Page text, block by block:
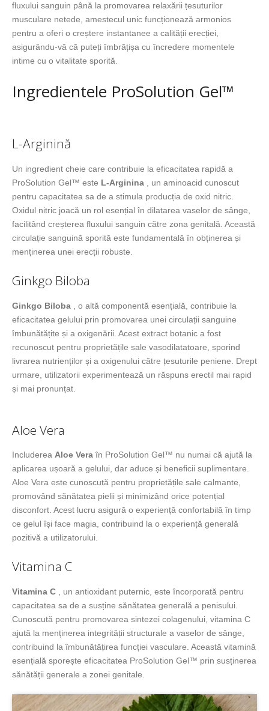
fluxului sanguin până la promovarea relaxării țesuturilor
musculare netede, amestecul unic funcționează armonios
pentru a oferi o creștere instantanee a calității erecției,
asigurându-vă că puteți îmbrățișa cu încredere momentele
intime cu o vitalitate sporită.
Ingredientele ProSolution Gel™
L-Arginină
Un ingredient cheie care contribuie la eficacitatea rapidă a
ProSolution Gel™ este L-Arginina , un aminoacid cunoscut
pentru capacitatea sa de a stimula producția de oxid nitric.
Oxidul nitric joacă un rol esențial în dilatarea vaselor de sânge,
facilitând creșterea fluxului sanguin către zona genitală. Această
circulație sanguină sporită este fundamentală în obținerea și
menținerea unei erecții robuste.
Ginkgo Biloba
Ginkgo Biloba , o altă componentă esențială, contribuie la
eficacitatea gelului prin promovarea unei circulații sanguine
îmbunătățite și a oxigenării. Acest extract botanic a fost
recunoscut pentru proprietățile sale vasodilatatoare, sporind
livrarea nutrienților și a oxigenului către țesuturile peniene. Drept
urmare, utilizatorii experimentează un răspuns erectil mai rapid
și mai pronunțat.
Aloe Vera
Includerea Aloe Vera în ProSolution Gel™ nu numai că ajută la
aplicarea ușoară a gelului, dar aduce și beneficii suplimentare.
Aloe Vera este cunoscută pentru proprietățile sale calmante,
promovând sănătatea pielii și minimizând orice potențial
disconfort. Acest lucru asigură o experiență confortabilă în timp
ce gelul își face magia, contribuind la o experiență generală
pozitivă a utilizatorului.
Vitamina C
Vitamina C , un antioxidant puternic, este încorporată pentru
capacitatea sa de a susține sănătatea generală a penisului.
Cunoscută pentru promovarea sintezei colagenului, vitamina C
ajută la menținerea integrității structurale a vaselor de sânge,
contribuind la îmbunătățirea funcției vasculare. Această vitamină
esențială sporește eficacitatea ProSolution Gel™ prin susținerea
sănătății generale a zonei genitale.